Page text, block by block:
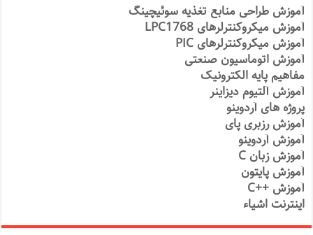
آموزش طراحی منابع تغذیه سوئیچینگ
آموزش میکروکنترلرهای LPC1768
آموزش میکروکنترلرهای PIC
آموزش اتوماسیون صنعتی
مفاهیم پایه الکترونیک
آموزش آلتیوم دیزاینر
پروژه های آردوینو
آموزش رزبری پای
آموزش آردوینو
آموزش زبان C
آموزش پایتون
آموزش ++C
اینترنت اشیاء